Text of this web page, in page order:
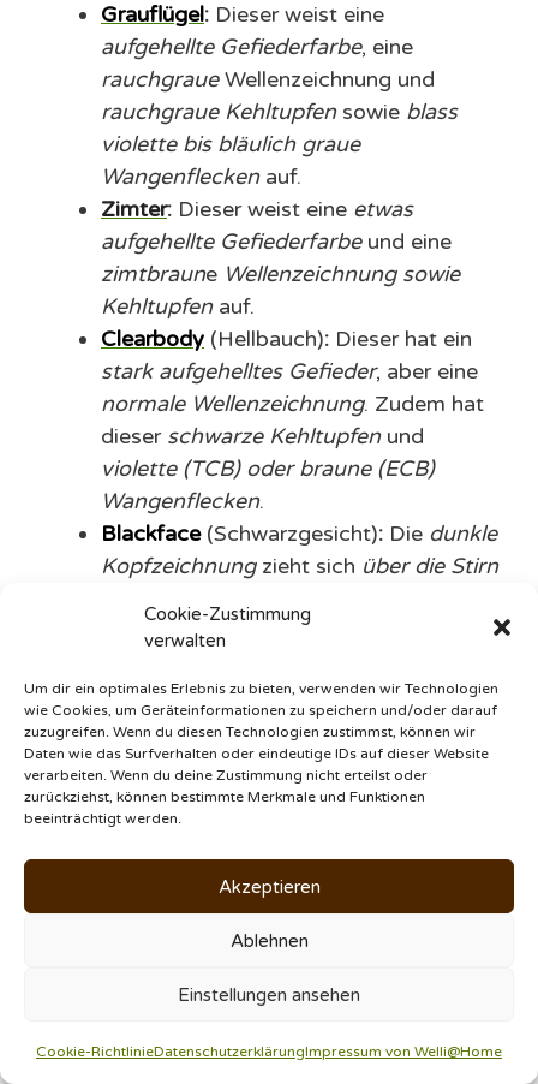
Cookie-Zustimmung
verwalten
Um dir ein optimales Erlebnis zu bieten, verwenden wir Technologien
wie Cookies, um Geräteinformationen zu speichern und/oder darauf
zuzugreifen. Wenn du diesen Technologien zustimmst, können wir
Daten wie das Surfverhalten oder eindeutige IDs auf dieser Website
verarbeiten. Wenn du deine Zustimmung nicht erteilst oder
zurückziehst, können bestimmte Merkmale und Funktionen
beeinträchtigt werden.
Akzeptieren
Ablehnen
Einstellungen ansehen
Cookie-RichtlinieDatenschutzerklärungImpressum von Welli@Home
Grauflügel: Dieser weist eine
aufgehellte Gefiederfarbe, eine
rauchgraueWellenzeichnung und
rauchgraue Kehltupfensowie blass
violette bis bläulich graue
Wangenfleckenauf.
Zimter: Dieser weist eine etwas
aufgehellte Gefiederfarbeund eine
zimtbraune Wellenzeichnung sowie
Kehltupfenauf.
Clearbody (Hellbauch): Dieser hat ein
stark aufgehelltes Gefieder, aber eine
normale Wellenzeichnung. Zudem hat
dieser schwarze Kehltupfenund
violette (TCB) oder braune (ECB)
Wangenflecken.
Blackface (Schwarzgesicht): Die dunkle
Kopfzeichnungzieht sich über die Stirn
dunkles Gesicht (Maske) haben.
einaufgehelltes Gefiederauf, während
dieZeichnung der Flügeldie normale
Farbtiefebehält.
FAQ – häufige Fragen